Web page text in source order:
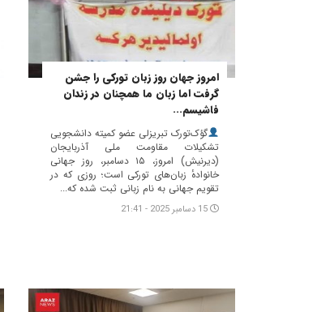
امروز جهان روز زبان تورکی را جشن
گرفت اما زبان ما همچنان در زندان
فاشیسم...
گؤک‌تورک تبریزلی عضو کمیته دانشجویی
تشکیلات مقاومت ملی آذربایجان
(دیرنیش) امروز، ۱۵ دسامبر، روز جهانی
خانوادهٔ زبان‌های تورکی است؛ روزی که در
تقویم جهانی به نام زبانی ثبت شده که...
15 دسامبر 2025 - 21:41